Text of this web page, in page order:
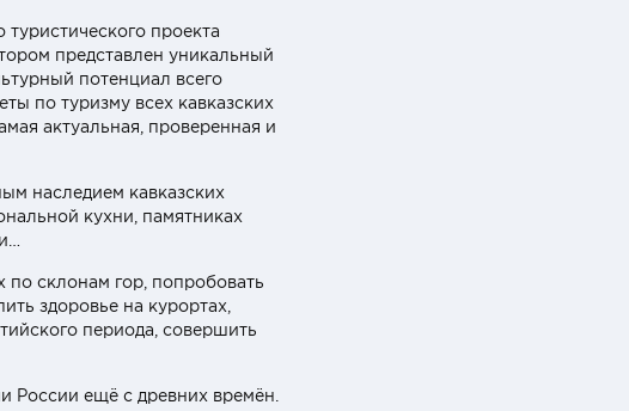
проекта
представлен уникальный
потенциал всего
по туризму всех кавказских
актуальная, проверенная и
наследием кавказских
кухни, памятниках
по склонам гор, попробовать
здоровье на курортах,
периода, совершить
России ещё с древних времён.